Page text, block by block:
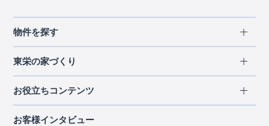
物件を探す
エリアから探す
北海道・東北
北海道
宮城県
東栄の家づくり
長期優良住宅
住宅性能評価書
お役立ちコンテンツ
ご契約までの道のり
お客様インタビュー